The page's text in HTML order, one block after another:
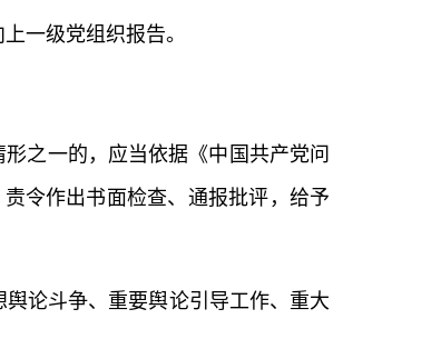
一级党组织报告。
之一的，应当依据《中国共产党问
令作出书面检查、通报批评，给予
论斗争、重要舆论引导工作、重大